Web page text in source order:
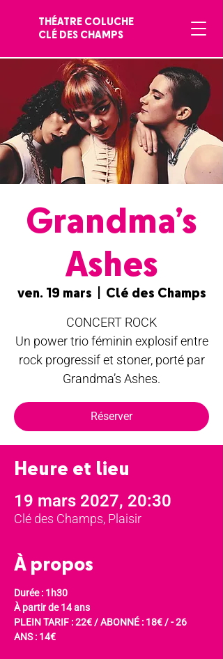
THÉATRE COLUCHE
CLÉ DES CHAMPS
Grandma’s
Ashes
ven. 19 mars Clé des Champs
CONCERT ROCK
Un power trio féminin explosif entre
rock progressif et stoner, porté par
Grandma’s Ashes.
Réserver
Heure et lieu
19 mars 2027, 20:30
Clé des Champs, Plaisir
À propos
Durée : 1h30
À partir de 14 ans
PLEIN TARIF : 22€ / ABONNÉ : 18€ / - 26
ANS : 14€